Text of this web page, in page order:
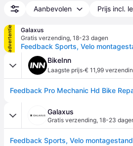
Aanbevolen Prijs incl.
advertentie
Galaxus
Gratis verzending, 18-23 dagen
Feedback Sports, Velo
BikeInn
Laagste prijs·€ 11,99
Galaxus
Gratis verzending, 18-23
Feedback Sports, Velo